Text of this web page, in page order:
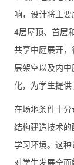
响，设计将主
4层屋顶、首层
共享中庭展开
层架空以及内
化，为学生提供
在场地条件十
结构建造技术
学习环境。这
对学生发展全